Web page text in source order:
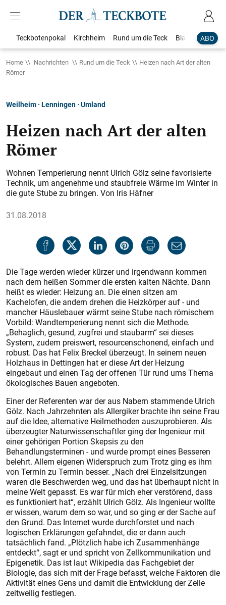
ABO
Teckbotenpokal Kirchheim Rund um die Teck Blaulicht
Home Nachrichten Rund um die Teck
Heizen nach Art der alten
Römer
Weilheim · Lenningen · Umland
Heizen nach Art der alten
Römer
Wohnen Temperierung nennt Ulrich Gölz seine favorisierte
Technik, um angenehme und staubfreie Wärme im Winter in
die gute Stube zu bringen. Von Iris Häfner
31.08.2018
Die Tage werden wieder kürzer und irgendwann kommen
nach dem heißen Sommer die ersten kalten Nächte. Dann
heißt es wieder: Heizung an. Die einen sitzen am
Kachelofen, die andern drehen die Heizkörper auf - und
mancher Häuslebauer wärmt seine Stube nach römischem
Vorbild: Wandtemperierung nennt sich die Methode.
„Behaglich, gesund, zugfrei und staubarm“ sei dieses
System, zudem preiswert, resourcenschonend, einfach und
robust. Das hat Felix Breckel überzeugt. In seinem neuen
Holzhaus in Dettingen hat er diese Art der Heizung
eingebaut und einen Tag der offenen Tür rund ums Thema
ökologisches Bauen angeboten.
Einer der Referenten war der aus Nabern stammende Ulrich
Gölz. Nach Jahrzehnten als Allergiker brachte ihn seine Frau
auf die Idee, alternative Heilmethoden auszuprobieren. Als
überzeugter Naturwissenschaftler ging der Ingenieur mit
einer gehörigen Portion Skepsis zu den
Behandlungsterminen - und wurde prompt eines Besseren
belehrt. Allem eigenen Widerspruch zum Trotz ging es ihm
von Termin zu Termin besser. „Nach drei Einzelsitzungen
waren die Beschwerden weg, und das hat überhaupt nicht in
meine Welt gepasst. Es war für mich eher verstörend, dass
es funktioniert hat“, erzählt Ulrich Gölz. Als Ingenieur wollte
er wissen, warum dem so war, und so ging er der Sache auf
den Grund. Das Internet wurde durchforstet und nach
logischen Erklärungen gefahndet, die er dann auch
tatsächlich fand. „Plötzlich habe ich Zusammenhänge
entdeckt“, sagt er und spricht von Zellkommunikation und
Epigenetik. Das ist laut Wikipedia das Fachgebiet der
Biologie, das sich mit der Frage befasst, welche Faktoren die
Aktivität eines Gens und damit die Entwicklung der Zelle
zeitweilig festlegen.